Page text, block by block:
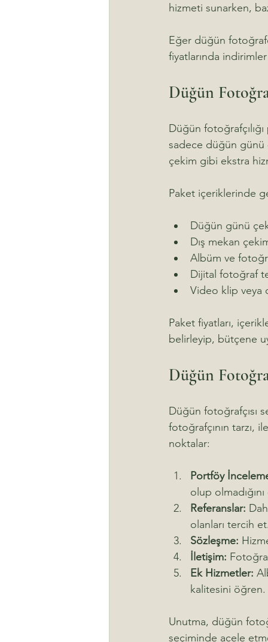
hizmeti sunarken,
Eğer düğün
fiyatlarında
Düğün
Düğün
sadece düğün günü
çekim gibi ekstra
Paket içeriklerinde
Düğün günü
Dış mekan
Albüm ve
Dijital fotoğraf
Video klip veya
Paket fiyatları,
belirleyip, bütçene
Düğün
Düğün fotoğrafçısı
fotoğrafçının tarzı,
noktalar:
Portföy
olup
Referanslar:
olanları tercih et.
Sözleşme:
İletişim:
Ek Hizmetler:
kalitesini öğren.
Unutma, düğün
seçiminde acele